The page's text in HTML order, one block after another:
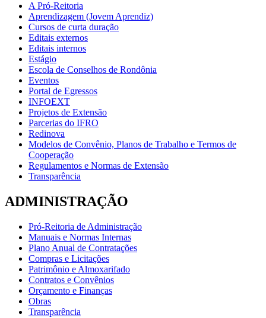
A Pró-Reitoria
Aprendizagem (Jovem Aprendiz)
Cursos de curta duração
Editais externos
Editais internos
Estágio
Escola de Conselhos de Rondônia
Eventos
Portal de Egressos
INFOEXT
Projetos de Extensão
Parcerias do IFRO
Redinova
Modelos de Convênio, Planos de Trabalho e Termos de
Cooperação
Regulamentos e Normas de Extensão
Transparência
ADMINISTRAÇÃO
Pró-Reitoria de Administração
Manuais e Normas Internas
Plano Anual de Contratações
Compras e Licitações
Patrimônio e Almoxarifado
Contratos e Convênios
Orçamento e Finanças
Obras
Transparência